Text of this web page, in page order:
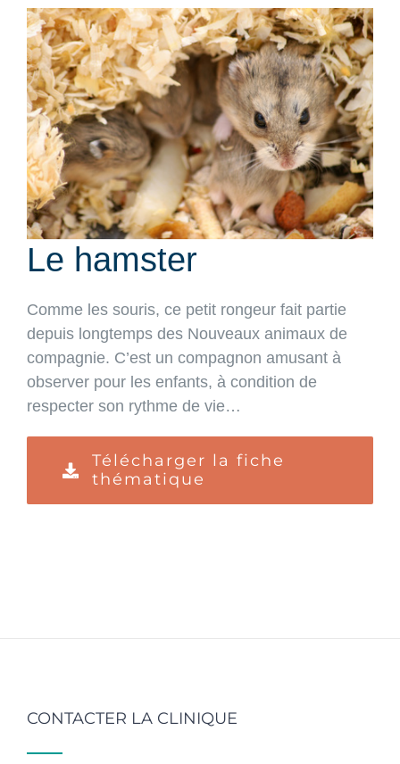
View
Larger
Image
Le hamster
Comme les souris, ce petit rongeur fait partie
depuis longtemps des Nouveaux animaux de
compagnie. C’est un compagnon amusant à
observer pour les enfants, à condition de
respecter son rythme de vie…
Télécharger la fiche
thématique
CONTACTER LA CLINIQUE